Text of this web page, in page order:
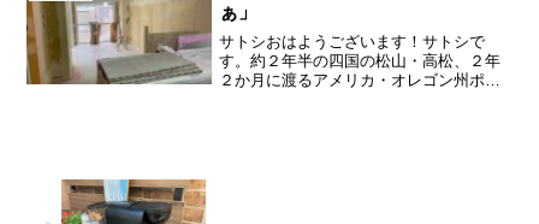
ぁ」
サトシおはようございます！サトシで
す。約２年半の四国の松山・高松、２年
２か月に渡るアメリカ・オレゴン州ポー